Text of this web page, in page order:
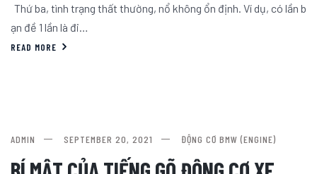
Thứ ba, tình trạng thất thường, nổ không ổn định. Ví dụ, có lần b
ạn đề 1 lần là đi…
READ MORE
ADMIN SEPTEMBER 20, 2021 ĐỘNG CƠ BMW (ENGINE)